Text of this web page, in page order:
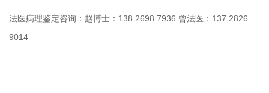
法医病理鉴定咨询：赵博士： 138 2698 7936 曾法医： 137 2826
9014